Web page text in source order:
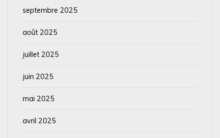
septembre 2025
août 2025
juillet 2025
juin 2025
mai 2025
avril 2025